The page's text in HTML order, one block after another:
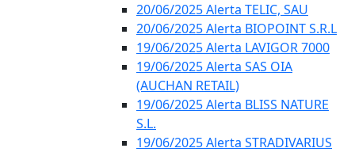
20/06/2025 Alerta TELIC, SAU
20/06/2025 Alerta BIOPOINT S.R.L
19/06/2025 Alerta LAVIGOR 7000
19/06/2025 Alerta SAS OIA
(AUCHAN RETAIL)
19/06/2025 Alerta BLISS NATURE
S.L.
19/06/2025 Alerta STRADIVARIUS